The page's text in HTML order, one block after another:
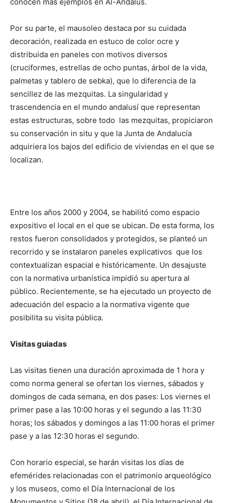
Por su parte, el mausoleo destaca por su cuidada
decoración, realizada en estuco de color ocre y
distribuida en paneles con motivos diversos
(cruciformes, estrellas de ocho puntas, árbol de la vida,
palmetas y tablero de sebka), que lo diferencia de la
sencillez de las mezquitas. La singularidad y
trascendencia en el mundo andalusí que representan
estas estructuras, sobre todo las mezquitas, propiciaron
su conservación in situ y que la Junta de Andalucía
adquiriera los bajos del edificio de viviendas en el que se
localizan.
Entre los años 2000 y 2004, se habilitó como espacio
expositivo el local en el que se ubican. De esta forma, los
restos fueron consolidados y protegidos, se planteó un
recorrido y se instalaron paneles explicativos que los
contextualizan espacial e históricamente. Un desajuste
con la normativa urbanística impidió su apertura al
público. Recientemente, se ha ejecutado un proyecto de
adecuación del espacio a la normativa vigente que
posibilita su visita pública.
Visitas guiadas
Las visitas tienen una duración aproximada de 1 hora y
como norma general se ofertan los viernes, sábados y
domingos de cada semana, en dos pases: Los viernes el
primer pase a las 10:00 horas y el segundo a las 11:30
horas; los sábados y domingos a las 11:00 horas el primer
pase y a las 12:30 horas el segundo.
Con horario especial, se harán visitas los días de
efemérides relacionadas con el patrimonio arqueológico
y los museos, como el Día Internacional de los